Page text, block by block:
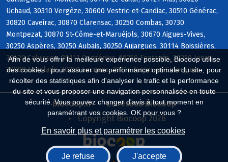
Afin de vous offrir la meilleure expérience possible, Biocoop utilise
des cookies : pour assurer une performance optimale du site, pour
récolter des statistiques afin d'analyser le trafic et la performance
du site et vous proposer une navigation personnalisée en toute
sécurité. Vous pouvez changer d'avis à tout moment en
paramétrant vos cookies. OK pour vous ?
En savoir plus et paramétrer les cookies
Je refuse J'accepte
Uchaud, 30310 Vergèze, 30600 Vestric-et-Candiac, 30510 Générac,
30820 Caveirac, 30870 Clarensac, 30250 Combas, 30730
Montpezat, 30870 St-Côme-et-Maruéjols, 30670 Aigues-Vives,
30250 Aspères, 30250 Aubais, 30250 Aujargues, 30114 Boissières,
30420 Calvisson, 30111 Congénies, 30250 Fontanès, 30250 Junas,
30980 Langlade, 30250 Lecques, 30114 Nages-et-Solorgues
Biocoop.fr
Le réseau Biocoop
Copyright Biocoop 2026